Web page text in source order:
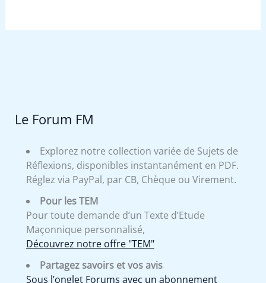
Le Forum FM
Explorez notre collection variée de Sujets de
Réflexions, disponibles instantanément en PDF.
Réglez via PayPal, par CB, Chèque ou Virement.
Pour les TEM
Pour toute demande d’un Texte d’Etude
Maçonnique personnalisé,
Découvrez notre offre "TEM"
Partagez savoirs et vos avis
Sous l’onglet Forums avec un abonnement